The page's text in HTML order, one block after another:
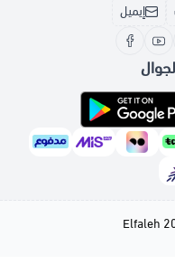
إيميل
Elfaleh